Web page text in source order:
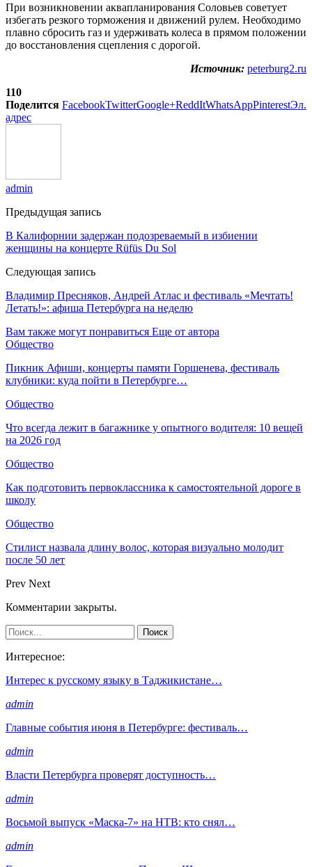
При возникновении аквапланирования Соловьев советует
избегать резкого торможения и движений рулем. Необходимо
плавно сбросить газ и удерживать колеса в прямом положении
до восстановления сцепления с дорогой.
Источник: peterburg2.ru
110
Поделится FacebookTwitterGoogle+ReddItWhatsAppPinterestЭл.
адрес
admin
Предыдущая запись
В Калифорнии задержан подозреваемый в избиении
женщины на концерте Rüfüs Du Sol
Следующая запись
Владимир Пресняков, Андрей Атлас и фестиваль «Мечтать!
Летать!»: афиша Петербурга на неделю
Вам также могут понравиться Еще от автора
Общество
Пикник Афиши, концерты памяти Горшенева, фестиваль
клубники: куда пойти в Петербурге…
Общество
Что всегда лежит в багажнике у опытного водителя: 10 вещей
на 2026 год
Общество
Как подготовить первоклассника к самостоятельной дороге в
школу
Общество
Стилист назвала длину волос, которая визуально молодит
после 50 лет
Prev Next
Комментарии закрыты.
Интересное:
Интерес к русскому языку в Таджикистане…
admin
Главные события июня в Петербурге: фестиваль…
admin
Власти Петербурга проверят доступность…
admin
Восьмой выпуск «Маска-7» на НТВ: кто снял…
admin